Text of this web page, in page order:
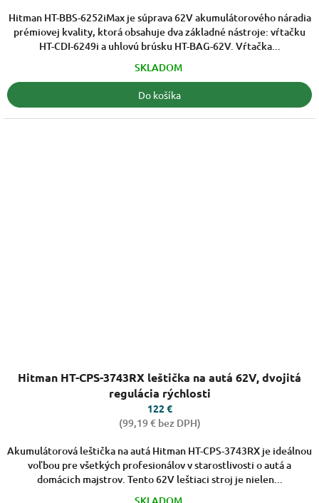
5
hviezdičiek.
Hitman HT-BBS-6252iMax je súprava 62V akumulátorového náradia
prémiovej kvality, ktorá obsahuje dva základné nástroje: vŕtačku
HT-CDI-6249i a uhlovú brúsku HT-BAG-62V. Vŕtačka...
SKLADOM
Do košíka
hodnotenie
produktu
je
4,5
5
hviezdičiek.
Hitman HT-CPS-3743RX leštička na autá 62V, dvojitá
regulácia rýchlosti
122 €
(99,19 € bez DPH)
Akumulátorová leštička na autá Hitman HT-CPS-3743RX je ideálnou
voľbou pre všetkých profesionálov v starostlivosti o autá a
domácich majstrov. Tento 62V leštiaci stroj je nielen...